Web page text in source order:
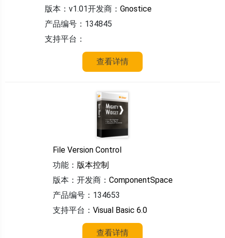
版本：v1.01开发商： Gnostice
产品编号：134845
支持平台：
查看详情
File Version Control
功能： 版本控制
版本： 开发商： ComponentSpace
产品编号：134653
支持平台： Visual Basic 6.0
查看详情